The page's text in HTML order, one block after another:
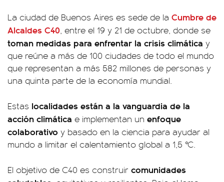
La ciudad de Buenos Aires es sede de la Cumbre de
Alcaldes C40, entre el 19 y 21 de octubre, donde se
toman medidas para enfrentar la crisis climática y
que reúne a más de 100 ciudades de todo el mundo
que representan a más 582 millones de personas y
una quinta parte de la economía mundial.
Estas localidades están a la vanguardia de la
acción climática e implementan un enfoque
colaborativo y basado en la ciencia para ayudar al
mundo a limitar el calentamiento global a 1,5 °C.
El objetivo de C40 es construir comunidades